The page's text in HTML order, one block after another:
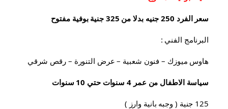
سعر الفرد 250 جنيه بدلا من 325 جنية بوفية مفتوح
البرنامج الفني :
هاوس ميوزك – فنون شعبية – عرض التنورة – رقص شرقي
سياسة الاطفال من عمر 4 سنوات حتي 10 سنوات
125 جنية ( وجبه بانية وارز )